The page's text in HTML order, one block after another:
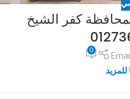
كفر الشيخ
0